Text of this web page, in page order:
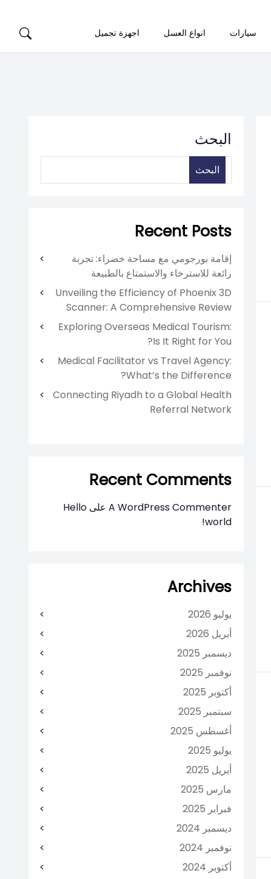
سيارات انواع العسل اجهزة تجميل
البحث
البحث
Recent Posts
إقامة بورجومي مع مساحة خضراء: تجربة
رائعة للاسترخاء والاستمتاع بالطبيعة
Unveiling the Efficiency of Phoenix 3D
Scanner: A Comprehensive Review
Exploring Overseas Medical Tourism:
Is It Right for You?
Medical Facilitator vs Travel Agency:
What’s the Difference?
Connecting Riyadh to a Global Health
Referral Network
Recent Comments
A WordPress Commenter على Hello
world!
Archives
يوليو 2026
أبريل 2026
ديسمبر 2025
نوفمبر 2025
أكتوبر 2025
سبتمبر 2025
أغسطس 2025
يوليو 2025
أبريل 2025
مارس 2025
فبراير 2025
ديسمبر 2024
نوفمبر 2024
أكتوبر 2024